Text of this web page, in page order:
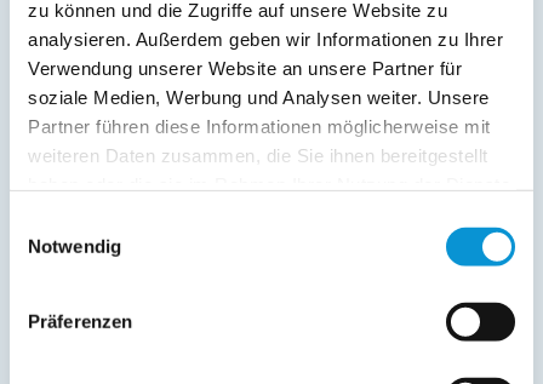
zu können und die Zugriffe auf unsere Website zu
analysieren. Außerdem geben wir Informationen zu Ihrer
Verwendung unserer Website an unsere Partner für
soziale Medien, Werbung und Analysen weiter. Unsere
Partner führen diese Informationen möglicherweise mit
weiteren Daten zusammen, die Sie ihnen bereitgestellt
Notwendig
Präferenzen
"Warnemünder-Strandjuwel"
in Warnemünde
Objekttyp
Ferienwohnung
Größe
90 m²
Personen
1 - 6
Ferienwohnungen in der Suche anzeigen (35)